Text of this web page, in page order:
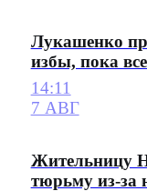
Лукашенко
избы, пока
14:11
7 АВГ
Жительницу
тюрьму из-за